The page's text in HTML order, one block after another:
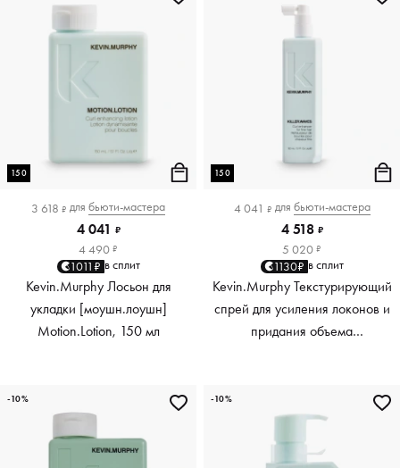
150
3 618 ₽ для бьюти-мастера
4 041 ₽
4 490 ₽
1011₽ в сплит
Kevin.Murphy Лосьон для
укладки [моушн.лоушн]
Motion.Lotion, 150 мл
150
4 041 ₽ для бьюти-мастера
4 518 ₽
5 020 ₽
1130₽ в сплит
Kevin.Murphy Текстурирующий
спрей для усиления локонов и
придания объема
-10% -10%